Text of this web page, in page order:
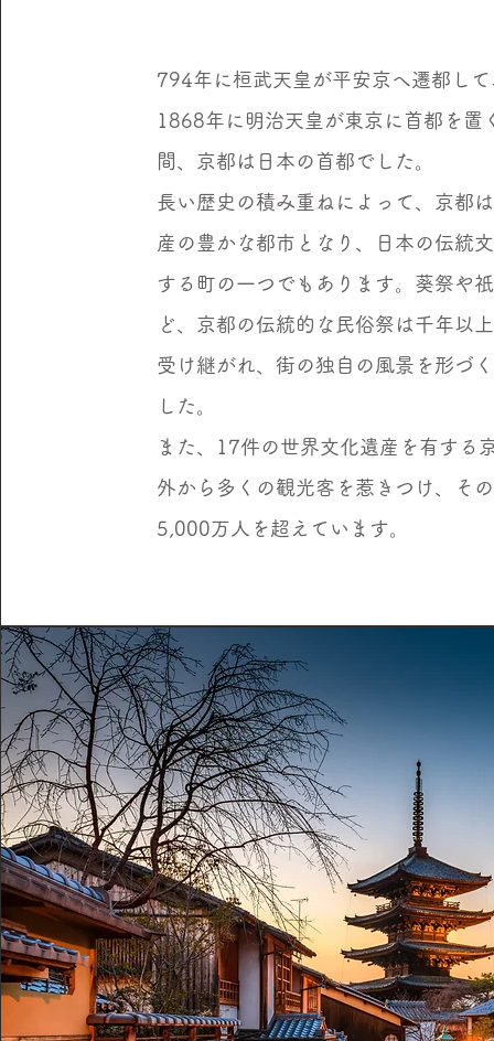
794年に桓武天皇が平安京へ遷都し
1868年に明治天皇が東京に首都を置
間、京都は日本の首都でした。
長い歴史の積み重ねによって、京都
産の豊かな都市となり、日本の伝統
する町の一つでもあります。葵祭や
ど、京都の伝統的な民俗祭は千年以
受け継がれ、街の独自の風景を形づ
した。
また、17件の世界文化遺産を有する
外から多くの観光客を惹きつけ、そ
5,000万人を超えています。